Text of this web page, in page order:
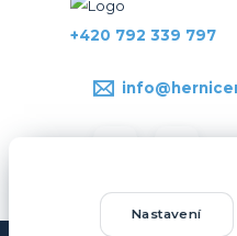
+420 792 339 797
Nastavení